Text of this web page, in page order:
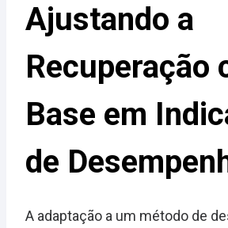
Ajustando a
Recuperação
Base em
de
A adaptação a um método de